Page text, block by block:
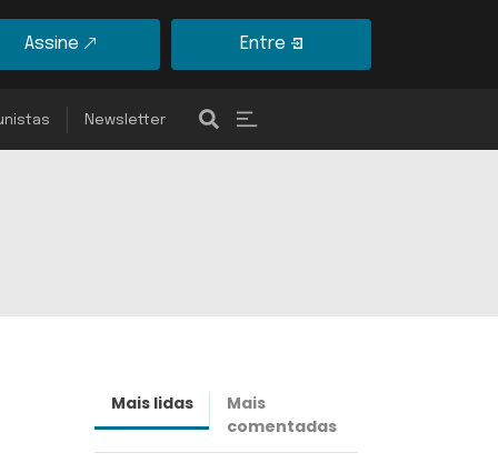
Assine Entre
Newsletter
Mais lidas
Mais
comentadas